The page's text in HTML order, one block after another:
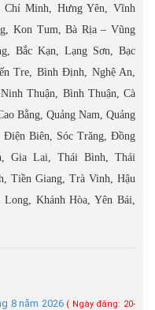
Chí Minh, Hưng Yên, Vĩnh
Kon Tum, Bà Rịa – Vũng
Bắc Kạn, Lạng Sơn, Bạc
Tre, Bình Định, Nghệ An,
Thuận, Bình Thuận, Cà
Bằng, Quảng Nam, Quảng
Biên, Sóc Trăng, Đồng
Gia Lai, Thái Bình, Thái
Tiền Giang, Trà Vinh, Hậu
Khánh Hòa, Yên Bái,
8 năm 2026 ( Ngày đăng: 20-